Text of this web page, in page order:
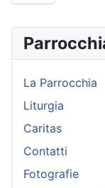
La Parrocchia
Liturgia
Caritas
Contatti
Fotografie